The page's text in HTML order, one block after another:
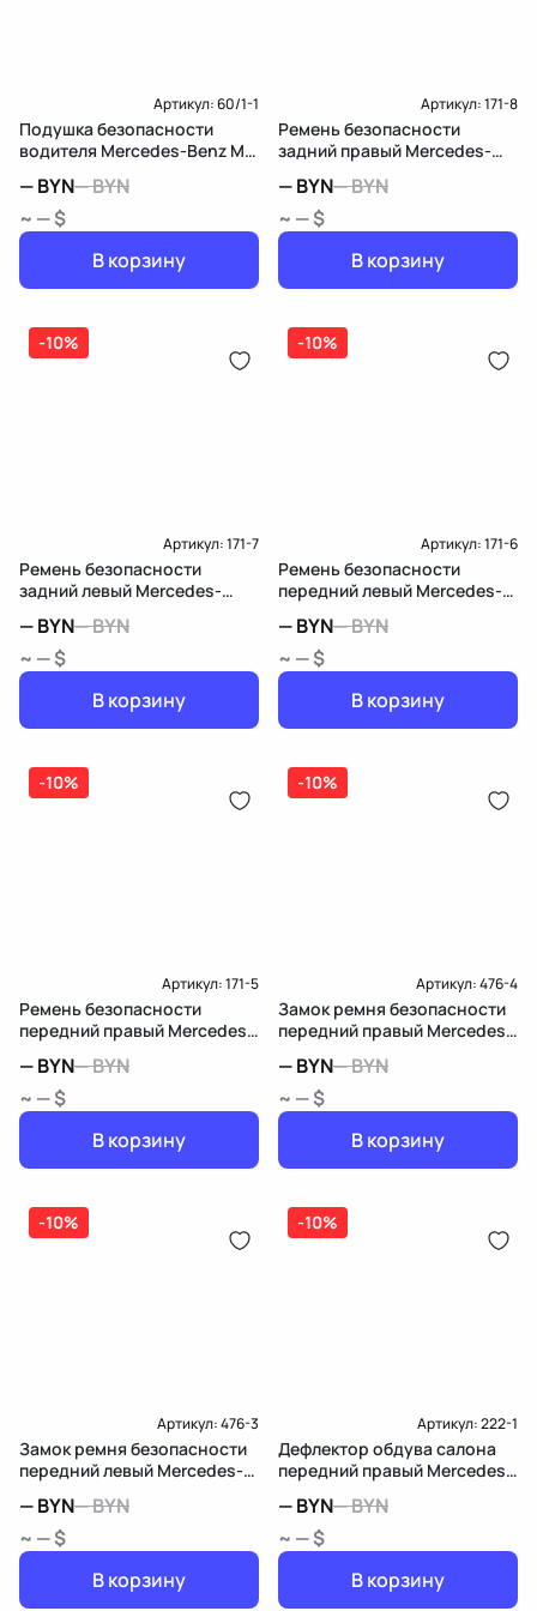
Артикул:60/1-1
Подушка безопасности
водителя Mercedes-Benz M
—BYN—BYN
~ — $
В корзину
Артикул:171-8
Ремень безопасности
задний правый Mercedes-
—BYN—BYN
~ — $
В корзину
-10%
Артикул:171-7
Ремень безопасности
задний левый Mercedes-
—BYN—BYN
~ — $
В корзину
-10%
Артикул:171-6
Ремень безопасности
передний левый Mercedes-
—BYN—BYN
~ — $
В корзину
-10%
Артикул:171-5
Ремень безопасности
передний правый Mercedes-
—BYN—BYN
~ — $
В корзину
-10%
Артикул:476-4
Замок ремня безопасности
передний правый Mercedes-
—BYN—BYN
~ — $
В корзину
-10%
Артикул:476-3
Замок ремня безопасности
передний левый Mercedes-
—BYN—BYN
~ — $
В корзину
-10%
Артикул:222-1
Дефлектор обдува салона
передний правый Mercedes-
—BYN—BYN
~ — $
В корзину